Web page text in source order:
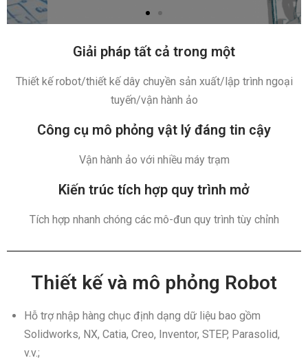
Tải xuống phiên bản dùng
Giải pháp tất cả trong một​​
Thiết kế robot/thiết kế dây chuyền sản xuất/lập trình ngoại
tuyến/vận hành ảo
Công cụ mô phỏng vật lý đáng tin cậy
Vận hành ảo với nhiều máy trạm
Kiến trúc tích hợp quy trình mở
Tích hợp nhanh chóng các mô-đun quy trình tùy chỉnh
Thiết kế và mô phỏng Robot
Hỗ trợ nhập hàng chục định dạng dữ liệu bao gồm
Solidworks, NX, Catia, Creo, Inventor, STEP, Parasolid,
v.v.;